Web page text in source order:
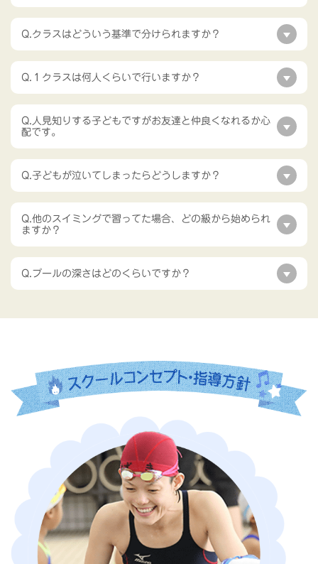
Q.クラスはどういう基準で分けられますか？
Q.１クラスは何人くらいで行いますか？
Q.人見知りする子どもですがお友達と仲良くなれるか心
配です。
Q.子どもが泣いてしまったらどうしますか？
Q.他のスイミングで習ってた場合、どの級から始められ
ますか？
Q.プールの深さはどのくらいですか？